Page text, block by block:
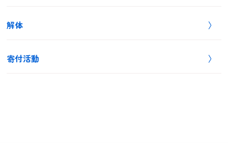
解体
寄付活動